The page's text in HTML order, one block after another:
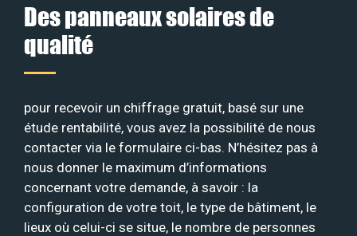
Des panneaux solaires de
qualité
pour recevoir un chiffrage gratuit, basé sur une
étude rentabilité, vous avez la possibilité de nous
contacter via le formulaire ci-bas. N’hésitez pas à
nous donner le maximum d’informations
concernant votre demande, à savoir : la
configuration de votre toit, le type de bâtiment, le
lieux où celui-ci se situe, le nombre de personnes